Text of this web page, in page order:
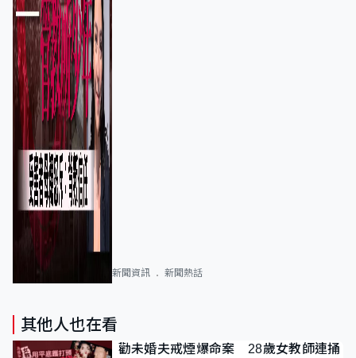
新聞資訊 新聞熱話
其他人也在看
勸未婚夫戒煙爆命案 28歲女教師連捅